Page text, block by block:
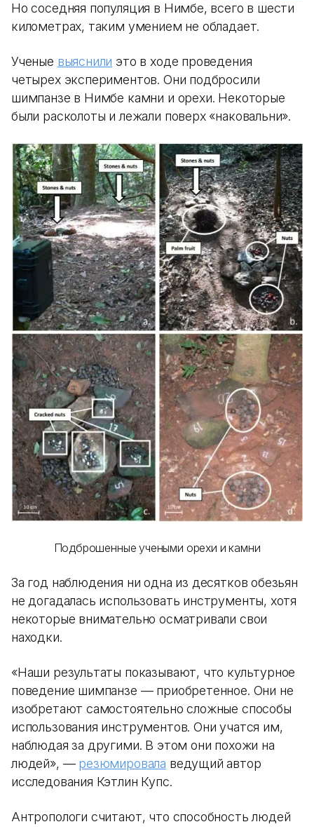
Но соседняя популяция в Нимбе, всего в шести
километрах, таким умением не обладает.
Ученые выяснили это в ходе проведения
четырех экспериментов. Они подбросили
шимпанзе в Нимбе камни и орехи. Некоторые
были расколоты и лежали поверх «наковальни».
Подброшенные учеными орехи и камни
За год наблюдения ни одна из десятков обезьян
не догадалась использовать инструменты, хотя
некоторые внимательно осматривали свои
находки.
«Наши результаты показывают, что культурное
поведение шимпанзе — приобретенное. Они не
изобретают самостоятельно сложные способы
использования инструментов. Они учатся им,
наблюдая за другими. В этом они похожи на
людей», — резюмировала ведущий автор
исследования Кэтлин Купс.
Антропологи считают, что способность людей